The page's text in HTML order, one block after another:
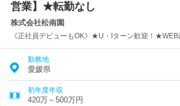
営業】★転勤なし
株式会社松南園
《正社員デビューもOK》★U・Iターン歓迎！★WEB
勤務地
愛媛県
初年度年収
420万～500万円